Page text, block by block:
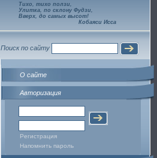
Тихо, тихо ползи,
Улитка, по склону Фудзи,
Вверх, до самых высот!
Кобаяси Исса
Поиск по сайту
О сайте
Авторизация
Регистрация
Напомнить пароль